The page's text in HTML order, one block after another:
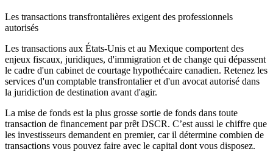
Les transactions transfrontalières exigent des professionnels
autorisés
Les transactions aux États-Unis et au Mexique comportent des
enjeux fiscaux, juridiques, d'immigration et de change qui dépassent
le cadre d'un cabinet de courtage hypothécaire canadien. Retenez les
services d'un comptable transfrontalier et d'un avocat autorisé dans
la juridiction de destination avant d'agir.
La mise de fonds est la plus grosse sortie de fonds dans toute
transaction de financement par prêt DSCR. C’est aussi le chiffre que
les investisseurs demandent en premier, car il détermine combien de
transactions vous pouvez faire avec le capital dont vous disposez.